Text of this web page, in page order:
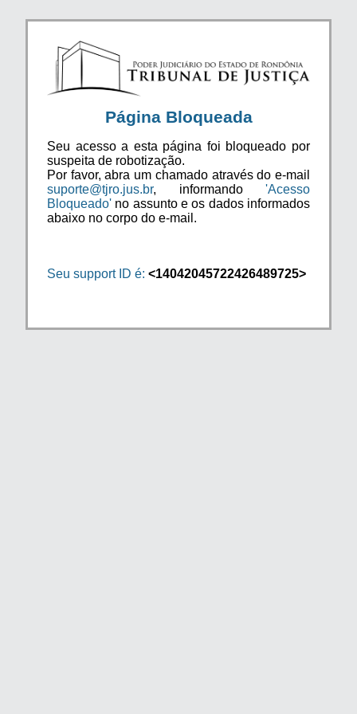
Página Bloqueada
Seu acesso a esta página foi bloqueado por
suspeita de robotização.
Por favor, abra um chamado através do e-mail
suporte@tjro.jus.br, informando 'Acesso
Bloqueado' no assunto e os dados informados
abaixo no corpo do e-mail.
Seu support ID é: <14042045722426489725>